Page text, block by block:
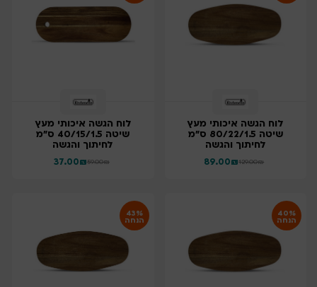
לוח הגשה איכותי מעץ
שיטה 80/22/1.5 ס"מ
לחיתוך והגשה
₪
89.00 ₪
129.00
לוח הגשה איכותי מעץ
שיטה 40/15/1.5 ס"מ
לחיתוך והגשה
₪
37.00 ₪
59.00
40%
הנחה
43%
הנחה